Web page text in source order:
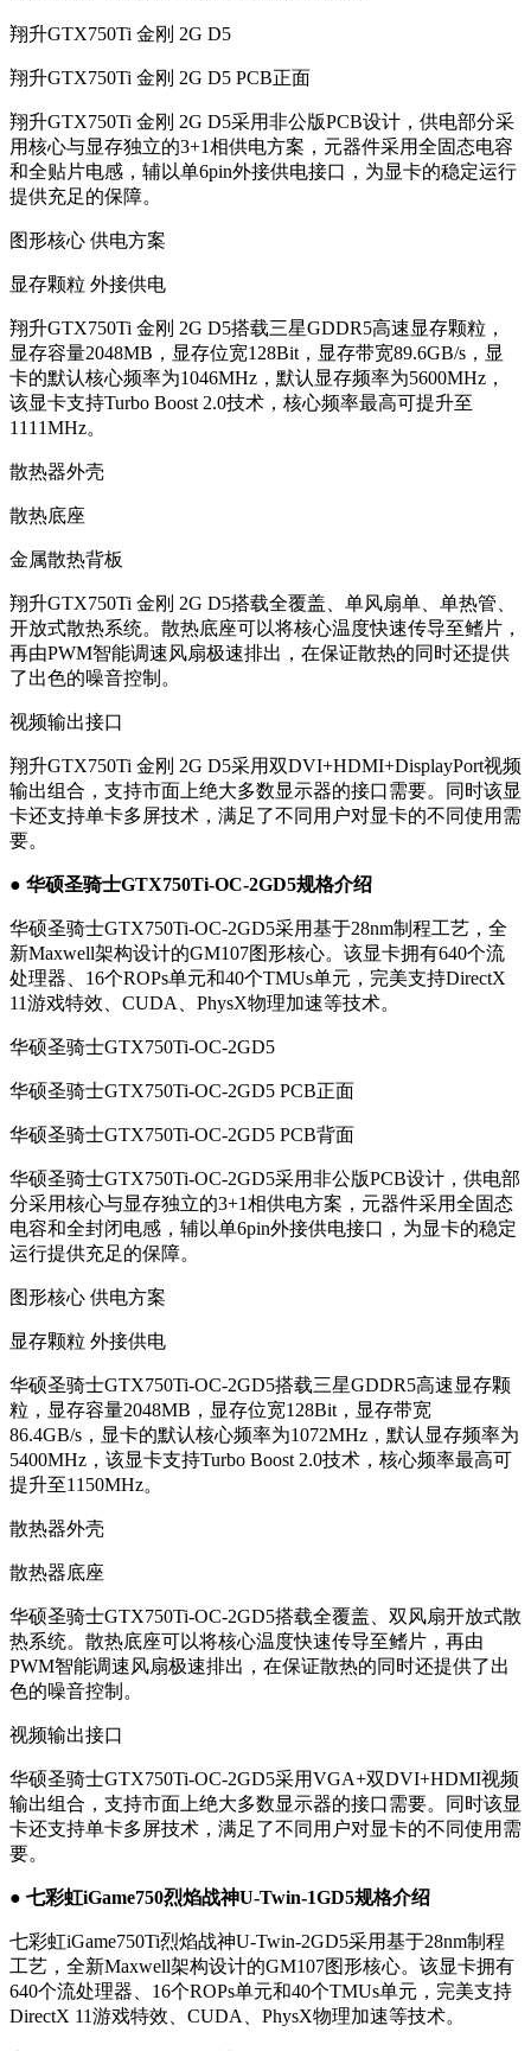
翔升GTX750Ti 金刚 2G D5
翔升GTX750Ti 金刚 2G D5 PCB正面
翔升GTX750Ti 金刚 2G D5采用非公版PCB设计，供电部分采
用核心与显存独立的3+1相供电方案，元器件采用全固态电容
和全贴片电感，辅以单6pin外接供电接口，为显卡的稳定运行
提供充足的保障。
图形核心 供电方案
显存颗粒 外接供电
翔升GTX750Ti 金刚 2G D5搭载三星GDDR5高速显存颗粒，
显存容量2048MB，显存位宽128Bit，显存带宽89.6GB/s，显
卡的默认核心频率为1046MHz，默认显存频率为5600MHz，
该显卡支持Turbo Boost 2.0技术，核心频率最高可提升至
1111MHz。
散热器外壳
散热底座
金属散热背板
翔升GTX750Ti 金刚 2G D5搭载全覆盖、单风扇单、单热管、
开放式散热系统。散热底座可以将核心温度快速传导至鳍片，
再由PWM智能调速风扇极速排出，在保证散热的同时还提供
了出色的噪音控制。
视频输出接口
翔升GTX750Ti 金刚 2G D5采用双DVI+HDMI+DisplayPort视频
输出组合，支持市面上绝大多数显示器的接口需要。同时该显
卡还支持单卡多屏技术，满足了不同用户对显卡的不同使用需
要。
● 华硕圣骑士GTX750Ti-OC-2GD5规格介绍
华硕圣骑士GTX750Ti-OC-2GD5采用基于28nm制程工艺，全
新Maxwell架构设计的GM107图形核心。该显卡拥有640个流
处理器、16个ROPs单元和40个TMUs单元，完美支持DirectX
11游戏特效、CUDA、PhysX物理加速等技术。
华硕圣骑士GTX750Ti-OC-2GD5
华硕圣骑士GTX750Ti-OC-2GD5 PCB正面
华硕圣骑士GTX750Ti-OC-2GD5 PCB背面
华硕圣骑士GTX750Ti-OC-2GD5采用非公版PCB设计，供电部
分采用核心与显存独立的3+1相供电方案，元器件采用全固态
电容和全封闭电感，辅以单6pin外接供电接口，为显卡的稳定
运行提供充足的保障。
图形核心 供电方案
显存颗粒 外接供电
华硕圣骑士GTX750Ti-OC-2GD5搭载三星GDDR5高速显存颗
粒，显存容量2048MB，显存位宽128Bit，显存带宽
86.4GB/s，显卡的默认核心频率为1072MHz，默认显存频率为
5400MHz，该显卡支持Turbo Boost 2.0技术，核心频率最高可
提升至1150MHz。
散热器外壳
散热器底座
华硕圣骑士GTX750Ti-OC-2GD5搭载全覆盖、双风扇开放式散
热系统。散热底座可以将核心温度快速传导至鳍片，再由
PWM智能调速风扇极速排出，在保证散热的同时还提供了出
色的噪音控制。
视频输出接口
华硕圣骑士GTX750Ti-OC-2GD5采用VGA+双DVI+HDMI视频
输出组合，支持市面上绝大多数显示器的接口需要。同时该显
卡还支持单卡多屏技术，满足了不同用户对显卡的不同使用需
要。
● 七彩虹iGame750烈焰战神U-Twin-1GD5规格介绍
七彩虹iGame750Ti烈焰战神U-Twin-2GD5采用基于28nm制程
工艺，全新Maxwell架构设计的GM107图形核心。该显卡拥有
640个流处理器、16个ROPs单元和40个TMUs单元，完美支持
DirectX 11游戏特效、CUDA、PhysX物理加速等技术。